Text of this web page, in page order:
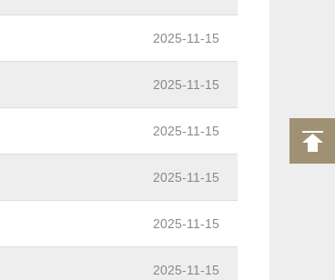
2025-11-15
2025-11-15
2025-11-15
2025-11-15
2025-11-15
2025-11-15